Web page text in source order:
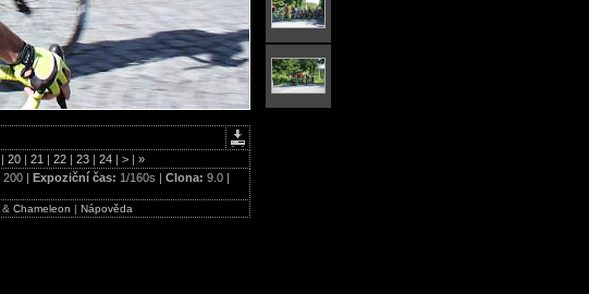
| 20 | 21 | 22 | 23 | 24 | > | »
200 | Expoziční čas: 1/160s | Clona: 9.0 |
& Chameleon | Nápověda